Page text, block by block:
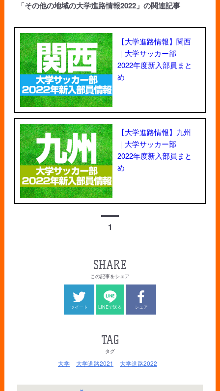
「その他の地域の大学進路情報2022」の関連記事
【大学進路情報】関西
｜大学サッカー部
2022年度新入部員まと
め
【大学進路情報】九州
｜大学サッカー部
2022年度新入部員まと
め
1
SHARE
この記事をシェア
ツイート LINEで送る シェア
TAG
タグ
大学 大学進路2021 大学進路2022